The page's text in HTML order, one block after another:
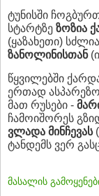
ტუნისში
სტარტზე ზოზია
(ყაზახეთი)
ზანოლინისთან
წყვილებში
ერთად
მათ რუსები -
ჩამოიშორეს
ვლადა მინჩევას
ტანდემს ვერ
მასალის